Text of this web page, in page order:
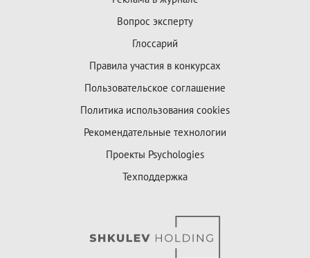
Вопрос эксперту
Глоссарий
Правила участия в конкурсах
Пользовательское соглашение
Политика использования cookies
Рекомендательные технологии
Проекты Psychologies
Техподдержка